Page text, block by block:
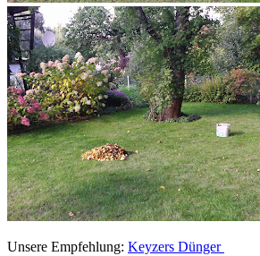
Unsere Empfehlung: Keyzers Dünger